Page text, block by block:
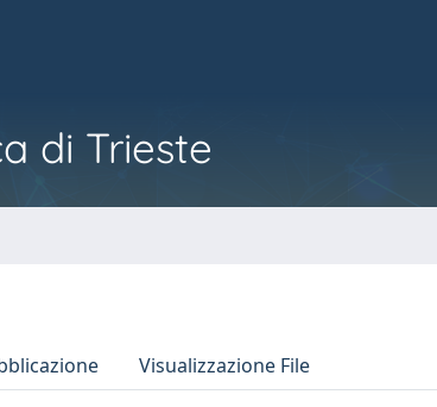
di Trieste
Visualizzazione File